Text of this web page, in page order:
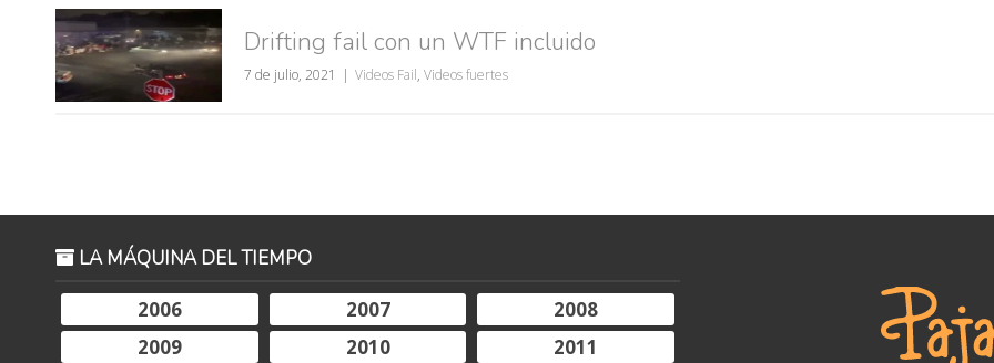
Drifting fail con un WTF incluido
7 de julio, 2021 Videos Fail, Videos fuertes
LA MÁQUINA DEL TIEMPO
2006
2007
2008
2009
2010
2011